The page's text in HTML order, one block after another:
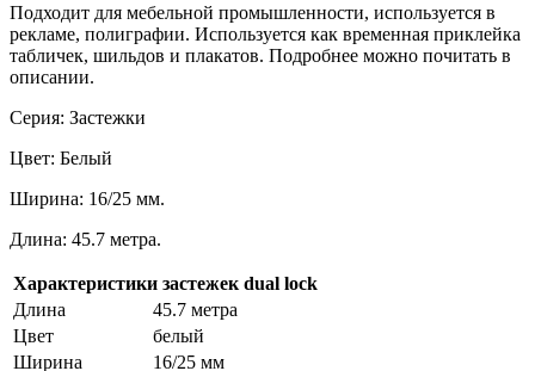
Подходит для мебельной промышленности, используется в
рекламе, полиграфии. Используется как временная приклейка
табличек, шильдов и плакатов. Подробнее можно почитать в
описании.
Серия: Застежки
Цвет: Белый
Ширина: 16/25 мм.
Длина: 45.7 метра.
Характеристики застежек dual lock
Длина
45.7 метра
Цвет
белый
Ширина
16/25 мм